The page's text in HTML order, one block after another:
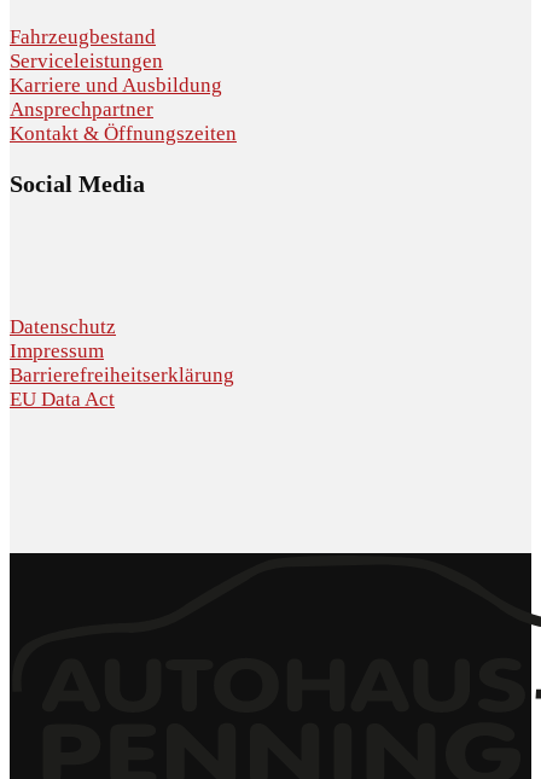
Fahrzeugbestand
Serviceleistungen
Karriere und Ausbildung
Ansprechpartner
Kontakt & Öffnungszeiten
Social Media
Datenschutz
Impressum
Barrierefreiheitserklärung
EU Data Act